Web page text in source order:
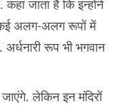
कहा जाता है कि इन्होंने
कई अलग-अलग रूपों में
रूप भी भगवान
लेकिन इन मंदिरों